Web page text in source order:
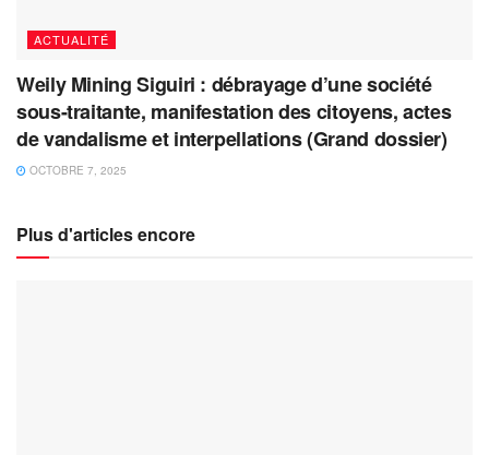
ACTUALITÉ
Weily Mining Siguiri : débrayage d’une société
sous-traitante, manifestation des citoyens, actes
de vandalisme et interpellations (Grand dossier)
OCTOBRE 7, 2025
Plus d'articles encore